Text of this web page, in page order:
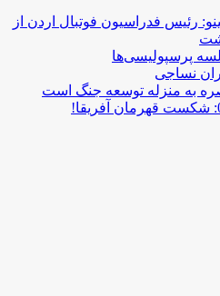
رئیس فدراسیون فوتبال اردن از
پرسپولیسی‌ها
نساجی
به منزله توسعه جنگ است